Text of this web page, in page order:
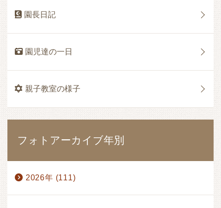
園長日記
園児達の一日
親子教室の様子
フォトアーカイブ年別
2026年 (111)